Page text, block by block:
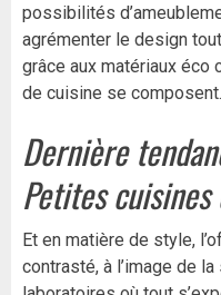
possibilités
agrémenter le design
grâce aux matériaux
de cuisine se composent.
Dernière
Petites cuisines
Et en matière de style,
contrasté, à l’image de